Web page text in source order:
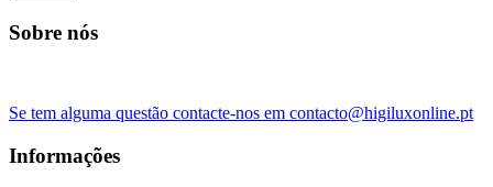
Sobre nós
Se tem alguma questão contacte-nos em contacto@higiluxonline.pt
Informações